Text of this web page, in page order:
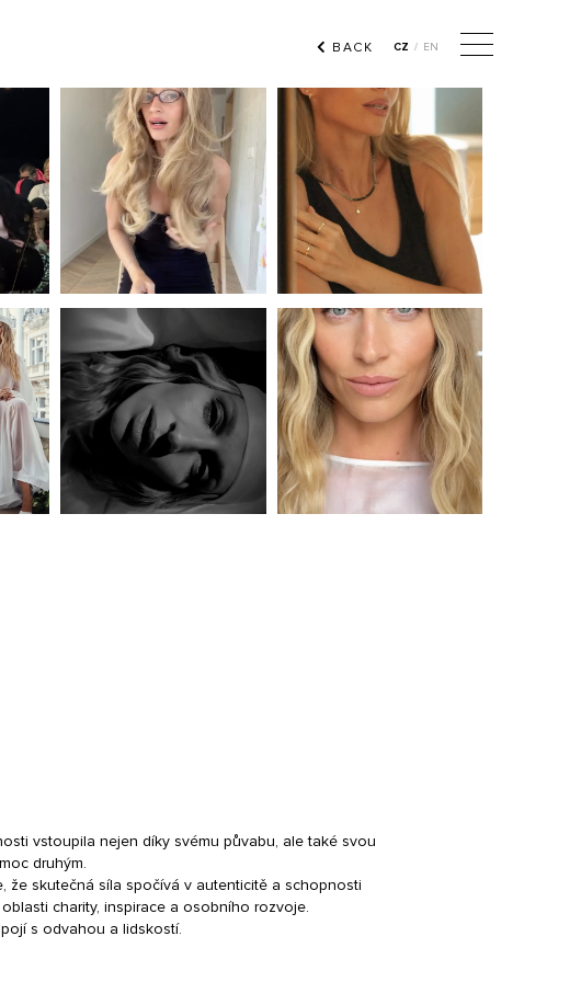
CZ / EN
BACK
vstoupila nejen díky svému půvabu, ale také svou
druhým.
že skutečná síla spočívá v autenticitě a schopnosti
charity, inspirace a osobního rozvoje.
s odvahou a lidskostí.